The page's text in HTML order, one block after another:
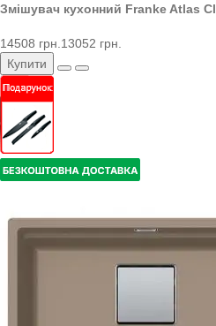
Змішувач кухонний Franke Atlas
14508 грн. 13052 грн.
Купити